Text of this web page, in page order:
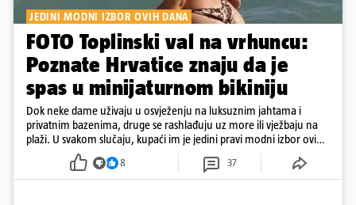
JEDINI MODNI IZBOR OVIH DANA
FOTO Toplinski val na vrhuncu:
Poznate Hrvatice znaju da je
spas u minijaturnom bikiniju
Dok neke dame uživaju u osvježenju na luksuznim jahtama i
privatnim bazenima, druge se rashlađuju uz more ili vježbaju na
plaži. U svakom slučaju, kupaći im je jedini pravi modni izbor ovih
8 37